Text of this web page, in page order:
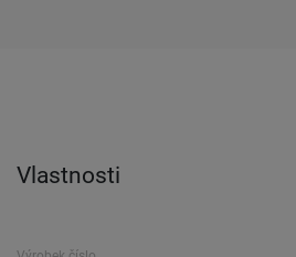
Vlastnosti